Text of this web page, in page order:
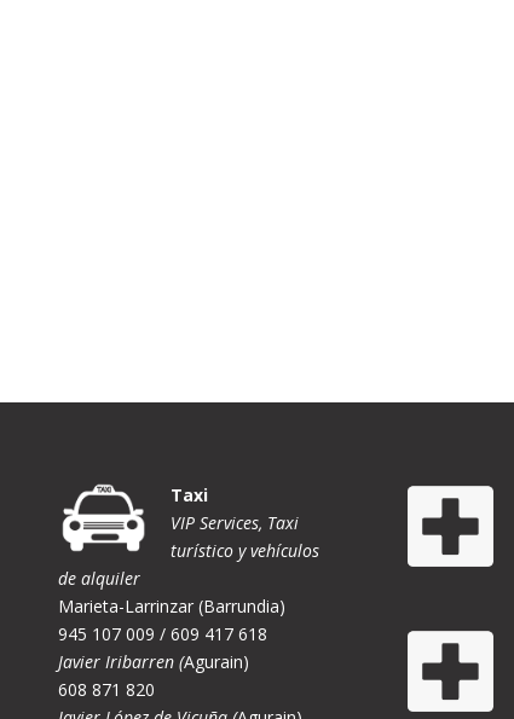
Taxi
VIP Services, Taxi
turístico y vehículos
de alquiler
Marieta-Larrinzar (Barrundia)
945 107 009 / 609 417 618
Javier Iribarren (Agurain)
608 871 820